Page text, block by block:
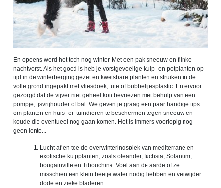
En opeens werd het toch nog winter. Met een pak sneeuw en flinke
nachtvorst. Als het goed is heb je vorstgevoelige kuip- en potplanten op
tijd in de winterberging gezet en kwetsbare planten en struiken in de
volle grond ingepakt met vliesdoek, jute of bubbeltjesplastic. En ervoor
gezorgd dat de vijver niet geheel kon bevriezen met behulp van een
pompje, ijsvrijhouder of bal. We geven je graag een paar handige tips
om planten en huis- en tuindieren te beschermen tegen sneeuw en
koude die eventueel nog gaan komen. Het is immers voorlopig nog
geen lente...
Lucht af en toe de overwinteringsplek van mediterrane en
exotische kuipplanten, zoals oleander, fuchsia, Solanum,
bougainville en Tibouchina. Voel aan de aarde of ze
misschien een klein beetje water nodig hebben en verwijder
dode en zieke bladeren.